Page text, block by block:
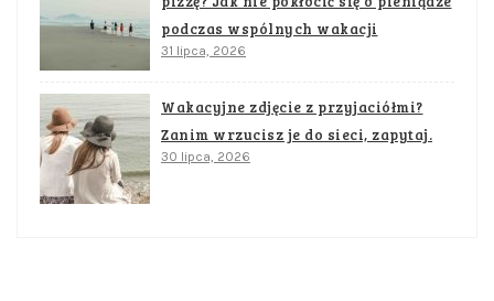
podczas wspólnych wakacji
31 lipca, 2026
Wakacyjne zdjęcie z przyjaciółmi?
Zanim wrzucisz je do sieci, zapytaj.
30 lipca, 2026